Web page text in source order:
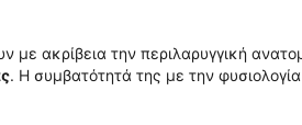
με ακρίβεια την περιλαρυγγική
. Η συμβατότητά της με την